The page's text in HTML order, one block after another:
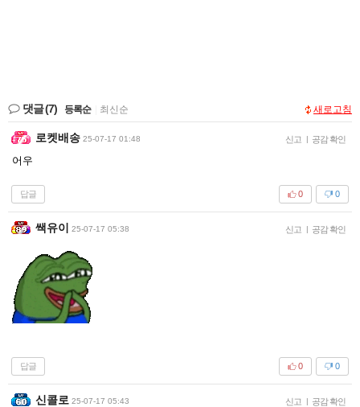
댓글(7) 등록순 최신순 새로고침
로켓배송 25-07-17 01:48 신고 | 공감 확인
어우
답글 0
0
쌕유이 25-07-17 05:38 신고 | 공감 확인
답글 0
0
신콜로 25-07-17 05:43 신고 | 공감 확인